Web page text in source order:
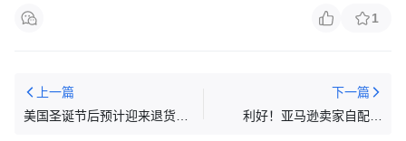
1
上一篇
美国圣诞节后预计迎来退货高
下一篇
利好！亚马逊卖家自配送